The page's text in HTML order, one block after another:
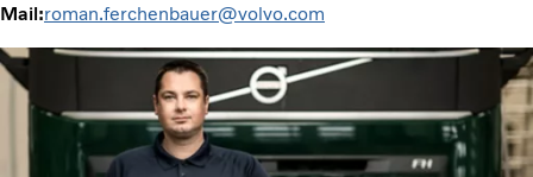
Mail:roman.ferchenbauer@volvo.com